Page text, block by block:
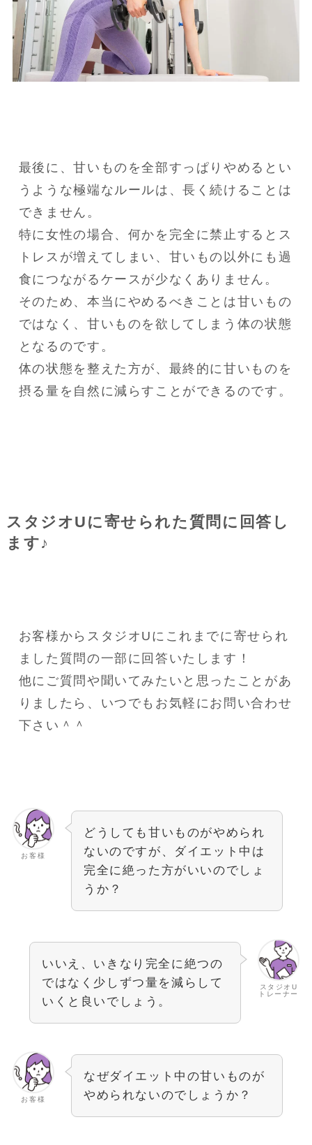
最後に、甘いものを全部すっぱりやめるとい
うような極端なルールは、長く続けることは
できません。
特に女性の場合、何かを完全に禁止するとス
トレスが増えてしまい、甘いもの以外にも過
食につながるケースが少なくありません。
そのため、本当にやめるべきことは甘いもの
ではなく、甘いものを欲してしまう体の状態
となるのです。
体の状態を整えた方が、最終的に甘いものを
摂る量を自然に減らすことができるのです。
スタジオUに寄せられた質問に回答し
ます♪
お客様からスタジオUにこれまでに寄せられ
ました質問の一部に回答いたします！
他にご質問や聞いてみたいと思ったことがあ
りましたら、いつでもお気軽にお問い合わせ
下さい＾＾
お客様
どうしても甘いものがやめられ
ないのですが、ダイエット中は
完全に絶った方がいいのでしょ
うか？
スタジオU
トレーナー
いいえ、いきなり完全に絶つの
ではなく少しずつ量を減らして
いくと良いでしょう。
お客様
なぜダイエット中の甘いものが
やめられないのでしょうか？